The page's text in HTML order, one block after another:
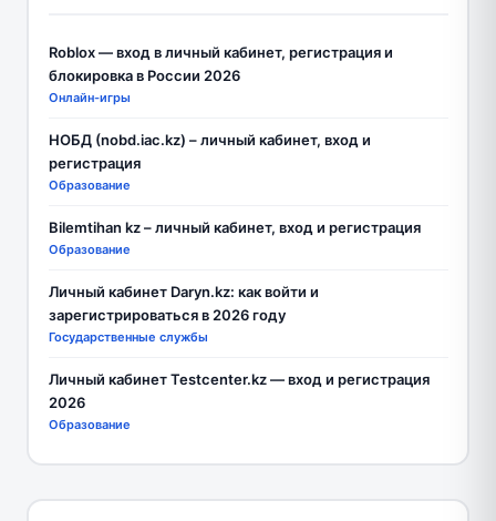
Roblox — вход в личный кабинет, регистрация и
блокировка в России 2026
Онлайн-игры
НОБД (nobd.iac.kz) – личный кабинет, вход и
регистрация
Образование
Bilemtihan kz – личный кабинет, вход и регистрация
Образование
Личный кабинет Daryn.kz: как войти и
зарегистрироваться в 2026 году
Государственные службы
Личный кабинет Testcenter.kz — вход и регистрация
2026
Образование